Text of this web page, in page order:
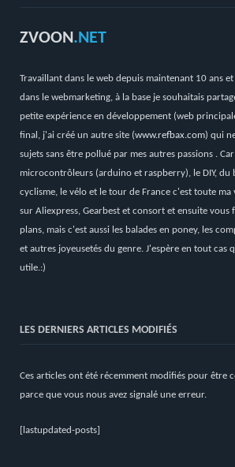
ZVOON.NET
Travaillant dans le web depuis maintenant 10 ans
dans le webmarketing, à la base je souhaitais
petite expérience en développement (web
final, j'ai créé un autre site (www.refbax.com) qui
sujets sans être pollué par mes autres passions .
microcontrôleurs (arduino et raspberry), le DIY, du
cyclisme, le vélo et le tour de France c'est toute ma
sur Aliexpress, Gearbest et consort et ensuite vous
plans, mais c'est aussi les balades en poney, les
et autres joyeusetés du genre. J'espère en tout cas
utile.:)
LES DERNIERS ARTICLES MODIFIÉS
Ces articles ont été récemment modifiés pour être
parce que vous nous avez signalé une erreur.
[lastupdated-posts]